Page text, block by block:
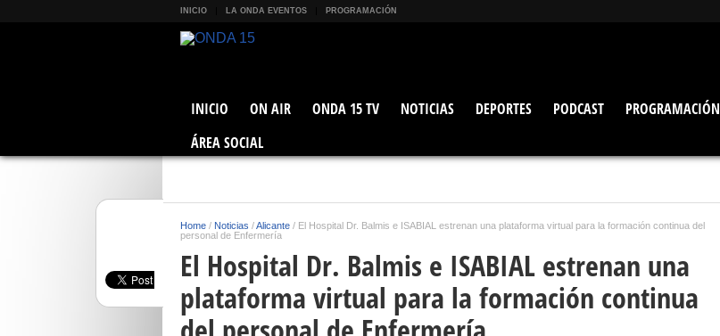
INICIO LA ONDA EVENTOS PROGRAMACIÓN
INICIO ON AIR ONDA 15 TV NOTICIAS DEPORTES PODCAST PROGRAMACIÓN
ÁREA SOCIAL
Home / Noticias /Alicante / El Hospital Dr. Balmis e ISABIAL estrenan una plataforma virtual para la formación continua del
personal de Enfermería
El Hospital Dr. Balmis e ISABIAL estrenan una
plataforma virtual para la formación continua